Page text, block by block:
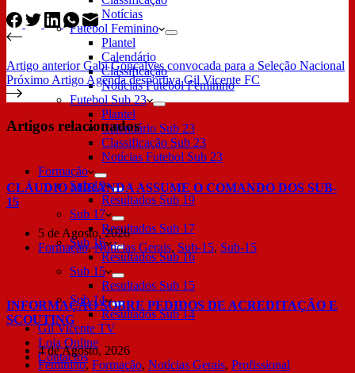
Notícias
Futebol Feminino
Plantel
Calendário
Classificação
Notícias Futebol Feminino
Futebol Sub 23
Plantel
Calendário Sub 23
Classificação Sub 23
Notícias Futebol Sub 23
Formação
Sub 19
Resultados Sub 19
Sub 17
Resultados Sub 17
Sub 16
Resultados Sub 16
Sub 15
Resultados Sub 15
Sub 14
Resultados Sub 14
Gil Vicente TV
Loja Online
Contactos
Artigo anteriorGabi Gonçalves convocada para a Seleção Nacional
Próximo Artigo Agenda desportiva Gil Vicente FC
Artigos relacionados
CLÁUDIO MIRANDA ASSUME O COMANDO DOS SUB-
15
5 de Agosto, 2026
Formação,Notícias Gerais, Sub-15, Sub-15
INFORMAÇÃO SOBRE PEDIDOS DE ACREDITAÇÃO E
SCOUTING
4 de Agosto, 2026
Feminino, Formação, Notícias Gerais, Profissional